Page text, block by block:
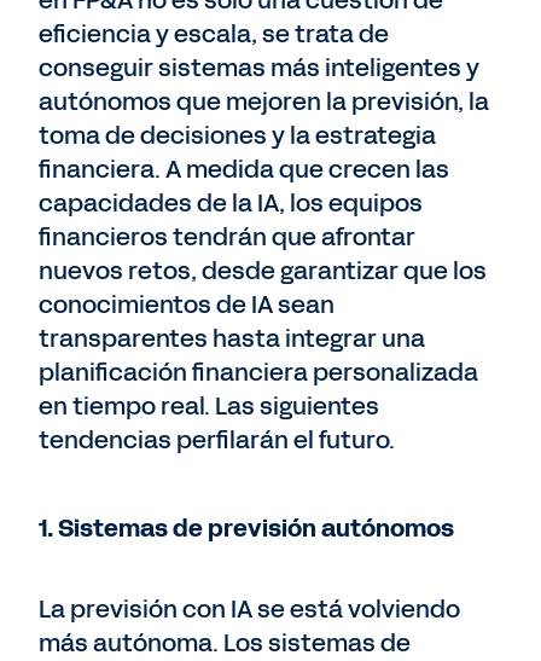
eficiencia y escala, se trata de
conseguir sistemas más inteligentes y
autónomos que mejoren la previsión, la
toma de decisiones y la estrategia
financiera.A medida que crecen las
capacidades de la IA, los equipos
financieros tendrán que afrontar
nuevos retos, desde garantizar que los
conocimientos de IA sean
transparentes hasta integrar una
planificación financiera personalizada
en tiempo real. Las siguientes
tendencias perfilarán el futuro.
1. Sistemas de previsión autónomos
La previsión con IA se está volviendo
más autónoma. Los sistemas de